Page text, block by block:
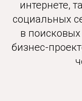
интернете,
социальных
в
бизнес-